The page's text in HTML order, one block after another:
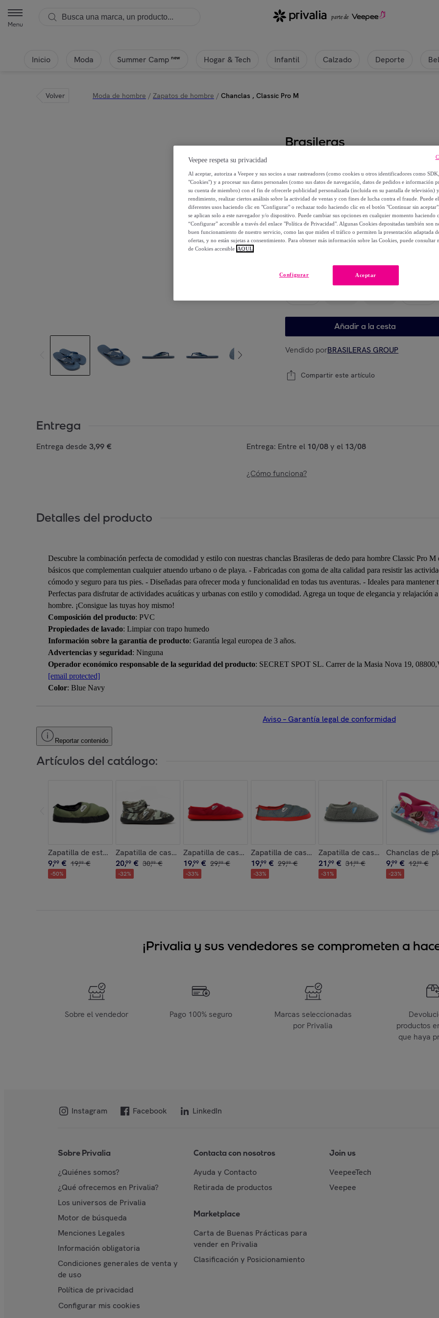
Menu
Inicio Moda Summer Camp new Hogar & Tech Infantil Calzado Deporte
Volver Moda de hombre / Zapatos de hombre / Chanclas , Classic Pro M
Brasileras
12,99 €
19,99 €
-35%
Elige tu modelo
Añadir a la cesta
Vendido porBRASILERAS GROUP
Compartir este artículo
Entrega
Entrega desde 3,99 € Entrega: Entre el 10/08y el 13/08
¿Cómo funciona?
Detalles del producto
Descubre la combinación perfecta de comodidad y estilo con nuestras chanclas Brasileras de dedo para hombre Classic Pro
básicos que complementan cualquier atuendo urbano o de playa. - Fabricadas con goma de alta calidad para resistir las
cómodo y seguro para tus pies. - Diseñadas para ofrecer moda y funcionalidad en todas tus aventuras. - Ideales para
Perfectas para disfrutar de actividades acuáticas y urbanas con estilo y comodidad. Agrega un toque de elegancia y relajación
hombre. ¡Consigue las tuyas hoy mismo!
Composición del producto: PVC
Propiedades de lavado: Limpiar con trapo humedo
Información sobre la garantía de producto: Garantía legal europea de 3 años.
Advertencias y seguridad: Ninguna
Operador económico responsable de la seguridad del producto: SECRET SPOT SL. Carrer de la Masia Nova 19,
[email protected]
Color: Blue Navy
Aviso – Garantía legal de conformidad
Reportar contenido
Artículos del catálogo:
Zapatilla de estar por casa ,Clasica Suela de Tela
9,99 € 19,99 €
-50%
Zapatilla de casa , Boot Home New Camouflage
20,99 € 30,99 €
-32%
Zapatilla de casa ,Classic Chill
19,99 € 29,99 €
-33%
Zapatilla de casa ,Printed 21 Noodle
19,99 € 29,99 €
-33%
Zapatilla de casa ,Classic Sheep
21,99 € 31,99 €
-31%
Chanclas de
9,99 € 12,99 €
-23%
¡Privalia y sus vendedores se comprometen a
Sobre el vendedor Pago 100% seguro
Marcas seleccionadas
por Privalia
productos
que haya
Instagram Facebook LinkedIn
Sobre Privalia
¿Quiénes somos?
¿Qué ofrecemos en Privalia?
Los universos de Privalia
Motor de búsqueda
Menciones Legales
Información obligatoria
Condiciones generales de venta y
de uso
Política de privacidad
Configurar mis cookies
Contacta con nosotros
Ayuda y Contacto
Retirada de productos
Marketplace
Carta de Buenas Prácticas para
vender en Privalia
Clasificación y Posicionamiento
Join us
VeepeeTech
Veepee
Veepee respeta su privacidad
Al aceptar, autoriza a Veepee y sus socios a usar rastreadores (como cookies u otros identificadores como
"Cookies") y a procesar sus datos personales (como sus datos de navegación, datos de pedidos e información
su cuenta de miembro) con el fin de ofrecerle publicidad personalizada (incluida en su pantalla de televisión)
rendimiento, realizar ciertos análisis sobre la actividad de ventas y con fines de lucha contra el fraude. Puede
diferentes usos haciendo clic en "Configurar" o rechazar todo haciendo clic en el botón "Continuar sin
se aplican solo a este navegador y/o dispositivo. Puede cambiar sus opciones en cualquier momento haciendo
“Configurar” accesible a través del enlace "Política de Privacidad". Algunas Cookies depositadas también son
buen funcionamiento de nuestro servicio, como las que miden el tráfico o permiten la presentación adaptada
ofertas, y no están sujetas a consentimiento. Para obtener más información sobre las Cookies, puede consultar
de Cookies accesible AQUÍ.
Aceptar
Configurar